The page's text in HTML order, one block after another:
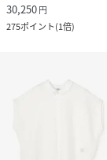
30,250円
275ポイント(1倍)